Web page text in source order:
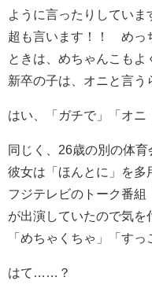
ように言ったりしていま
超も言います！！ めっ
ときは、めちゃんこも
新卒の子は、オニと言う
はい、「ガチで」「オニ
同じく、26歳の別の体育
彼女は「ほんとに」を多
フジテレビのトーク番組
が出演していたので気を
「めちゃくちゃ」「す
はて……？